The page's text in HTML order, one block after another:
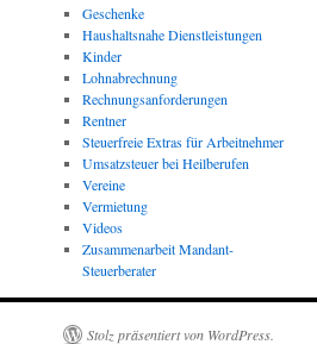
Geschenke
Haushaltsnahe Dienstleistungen
Kinder
Lohnabrechnung
Rechnungsanforderungen
Rentner
Steuerfreie Extras für Arbeitnehmer
Umsatzsteuer bei Heilberufen
Vereine
Vermietung
Videos
Zusammenarbeit Mandant-
Steuerberater
Stolz präsentiert von WordPress.